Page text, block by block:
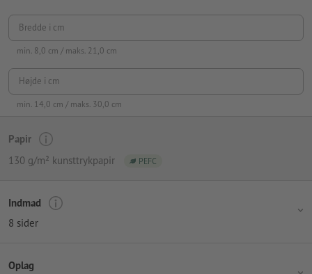
Bredde i cm
min. 8,0 cm / maks. 21,0 cm
Højde i cm
min. 14,0 cm / maks. 30,0 cm
Papir
130 g/m² kunsttrykpapir
PEFC
Indmad
8 sider
Oplag